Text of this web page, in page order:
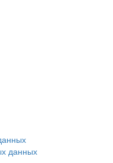
данных